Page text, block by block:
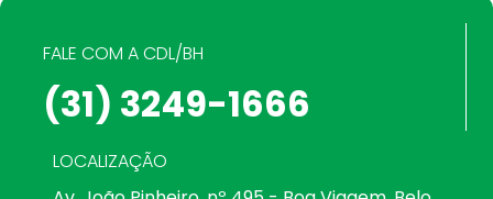
FALE COM A CDL/BH
(31) 3249-1666
LOCALIZAÇÃO